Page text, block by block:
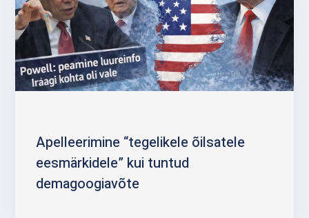
Apelleerimine “tegelikele õilsatele
eesmärkidele” kui tuntud
demagoogiavõte